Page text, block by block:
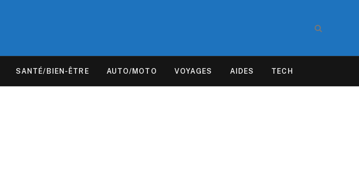
SANTÉ/BIEN-ÊTRE AUTO/MOTO VOYAGES AIDES TECH